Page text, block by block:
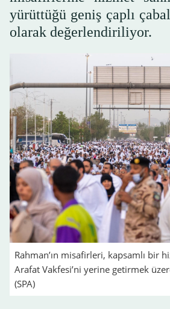
yürüttüğü geniş çaplı
olarak değerlendiriliyor.
Rahman’ın misafirleri, kapsamlı bir
Arafat Vakfesi’ni yerine getirmek
(SPA)